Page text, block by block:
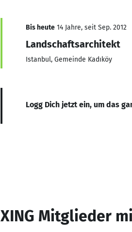
Bis heute 14 Jahre, seit Sep. 2012
Landschaftsarchitekt
Istanbul, Gemeinde Kadıköy
Logg Dich jetzt ein, um das
XING Mitglieder